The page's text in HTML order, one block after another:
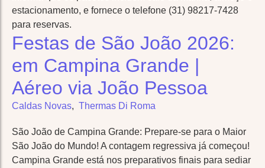
Festas de São João 2026:
em Campina Grande |
Aéreo via João Pessoa
Caldas Novas, Thermas Di Roma
São João de Campina Grande: Prepare-se para o Maior
São João do Mundo! A contagem regressiva já começou!
Campina Grande está nos preparativos finais para sediar